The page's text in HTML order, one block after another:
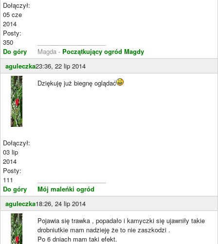
Dołączył:
05 cze
2014
Posty:
350
Do góry
Magda - Początkujący ogród Magdy
aguleczka23:36, 22 lip 2014
Dołączył:
03 lip
2014
Posty:
111
Do góry
Dziękuję już biegnę oglądać
Mój maleńki ogród
aguleczka18:26, 24 lip 2014
Pojawia się trawka , popadało i kamyczki się ujawniły takie
drobniutkie mam nadzieję że to nie zaszkodzi .
Po 6 dniach mam taki efekt.